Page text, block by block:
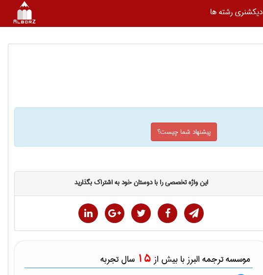
دیکشنری رشته ها
پیشنهاد شما چیست؟
این واژه تخصصی را با دوستان خود به اشتراک بگذارید
موسسه ترجمه البرز با بیش از 15 سال تجربه